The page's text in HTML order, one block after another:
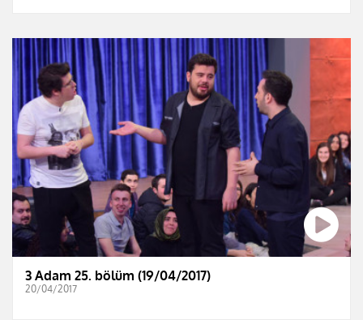
3 Adam 25. bölüm (19/04/2017)
20/04/2017